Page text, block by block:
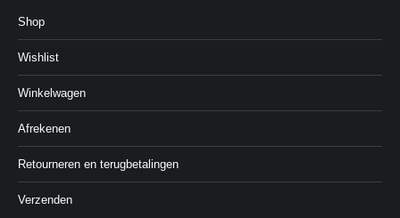
Shop
Wishlist
Winkelwagen
Afrekenen
Retourneren en terugbetalingen
Verzenden